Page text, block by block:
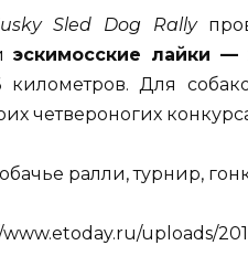
Sled Dog Rally
эскимосские лайки —
Для
четвероногих